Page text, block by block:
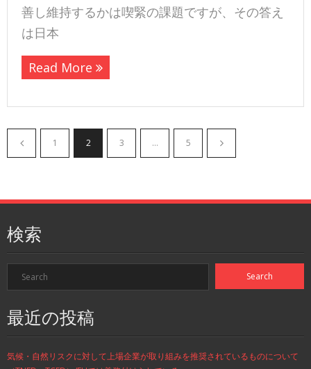
善し維持するかは喫緊の課題ですが、その答え
は日本
Read More
1 2 3 … 5
検索
最近の投稿
気候・自然リスクに対して上場企業が取り組みを推奨されているものについて